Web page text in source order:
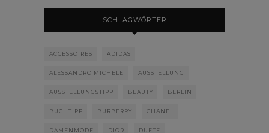
SCHLAGWÖRTER
ACCESSOIRES ADIDAS
ALESSANDRO MICHELE AUSSTELLUNG
AUSSTELLUNGSTIPP BEAUTY BERLIN
BUCHTIPP BURBERRY CHANEL
DAMENMODE DIOR DÜFTE